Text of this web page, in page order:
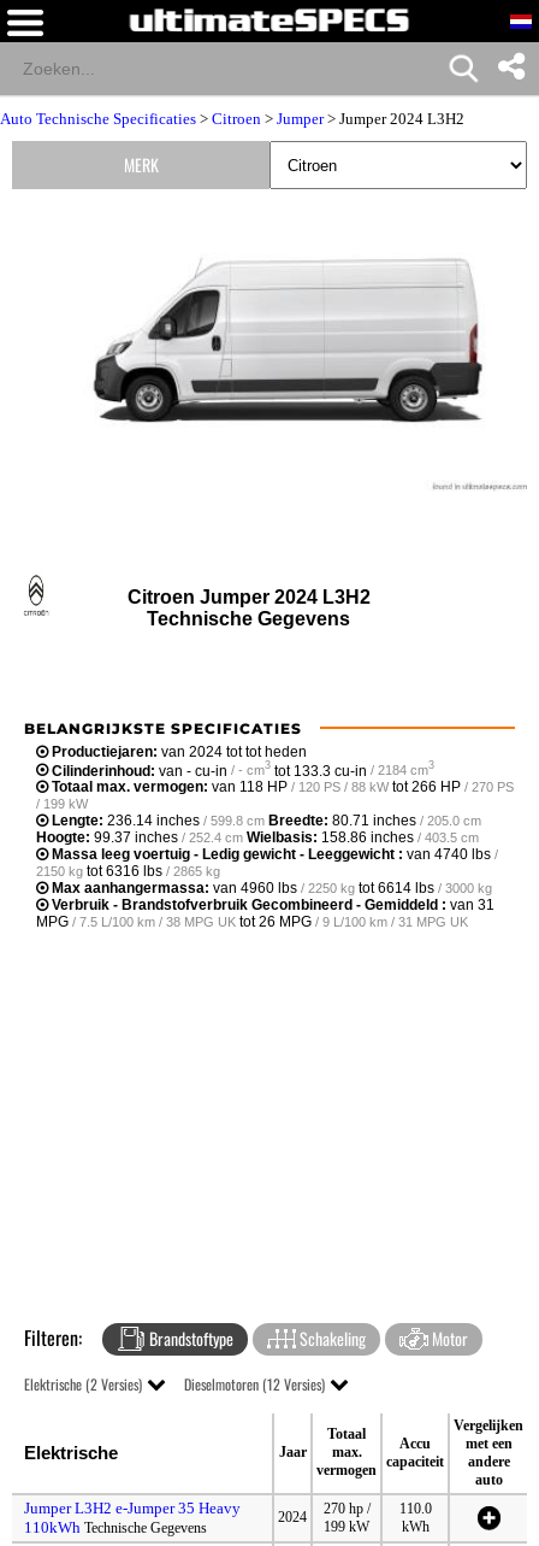
Auto Technische Specificaties > Citroen > Jumper> Jumper 2024 L3H2
Citroen Jumper 2024 L3H2
Technische Gegevens
BELANGRIJKSTE SPECIFICATIES
Productiejaren: van 2024 tot tot heden
Cilinderinhoud: van - cu-in / - cm3 tot 133.3 cu-in / 2184 cm3
Totaal max. vermogen: van 118 HP / 120 PS / 88 kWtot266 HP / 270 PS
/ 199 kW
Lengte: 236.14 inches / 599.8 cm Breedte: 80.71 inches / 205.0 cm
Hoogte: 99.37 inches / 252.4 cm Wielbasis: 158.86 inches / 403.5 cm
Massa leeg voertuig - Ledig gewicht - Leeggewicht : van 4740 lbs /
2150 kg tot6316 lbs / 2865 kg
Max aanhangermassa: van 4960 lbs / 2250 kg tot6614 lbs / 3000 kg
Verbruik - Brandstofverbruik Gecombineerd - Gemiddeld : van 31
MPG / 7.5 L/100 km / 38 MPG UK tot26 MPG / 9 L/100 km / 31 MPG UK
Filteren: Brandstoftype Schakeling Motor
Elektrische (2 Versies) Dieselmotoren (12 Versies)
Elektrische Jaar
Totaal
max.
vermogen
Accu
capaciteit
Vergelijken
met een
andere
auto
Jumper L3H2 e-Jumper 35 Heavy
110kWh Technische Gegevens
2024
270 hp /
199 kW
110.0
kWh
MERK